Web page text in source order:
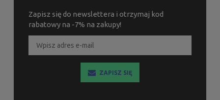
Zapisz się do newslettera i otrzymaj kod
rabatowy na -7% na zakupy!
ZAPISZ SIĘ